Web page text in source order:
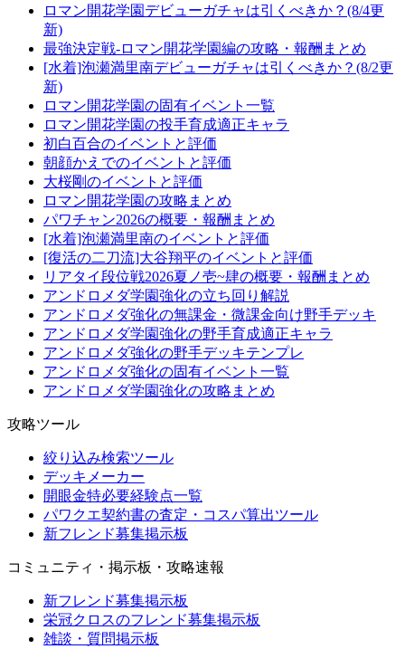
ロマン開花学園デビューガチャは引くべきか？(8/4更
新)
最強決定戦-ロマン開花学園編の攻略・報酬まとめ
[水着]泡瀬満里南デビューガチャは引くべきか？(8/2更
新)
ロマン開花学園の固有イベント一覧
ロマン開花学園の投手育成適正キャラ
初白百合のイベントと評価
朝顔かえでのイベントと評価
大桜剛のイベントと評価
ロマン開花学園の攻略まとめ
パワチャン2026の概要・報酬まとめ
[水着]泡瀬満里南のイベントと評価
[復活の二刀流]大谷翔平のイベントと評価
リアタイ段位戦2026夏ノ壱~肆の概要・報酬まとめ
アンドロメダ学園強化の立ち回り解説
アンドロメダ強化の無課金・微課金向け野手デッキ
アンドロメダ学園強化の野手育成適正キャラ
アンドロメダ強化の野手デッキテンプレ
アンドロメダ強化の固有イベント一覧
アンドロメダ学園強化の攻略まとめ
攻略ツール
絞り込み検索ツール
デッキメーカー
開眼金特必要経験点一覧
パワクエ契約書の査定・コスパ算出ツール
新フレンド募集掲示板
コミュニティ・掲示板・攻略速報
新フレンド募集掲示板
栄冠クロスのフレンド募集掲示板
雑談・質問掲示板